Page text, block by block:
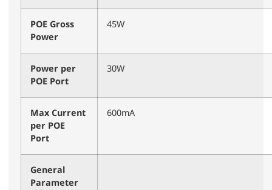
POE Gross
Power
45W
Power per
POE Port
30W
Max Current
per POE
Port
600mA
General
Parameter